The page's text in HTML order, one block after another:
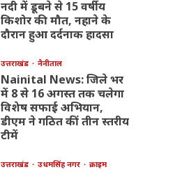
नदी में डूबने से 15 वर्षीय
किशोर की मौत, नहाने के
दौरान हुआ दर्दनाक हादसा
उत्तराखंड नैनीताल
Nainital News: जिले भर
में 8 से 16 अगस्त तक चलेगा
विशेष सफाई अभियान,
डीएम ने गठित कीं तीन स्तरीय
टीमें
उत्तराखंड उधमसिंह नगर क्राइम